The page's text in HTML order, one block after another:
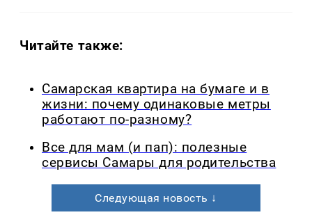
Читайте также:
Самарская квартира на бумаге и в
жизни: почему одинаковые метры
работают по-разному?
Все для мам (и пап): полезные
сервисы Самары для родительства
Следующая новость ↓